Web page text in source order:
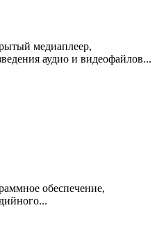
медиаплеер,
аудио и видеофайлов...
обеспечение,